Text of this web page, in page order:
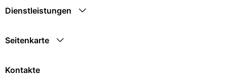
Dienstleistungen
Seitenkarte
Kontakte